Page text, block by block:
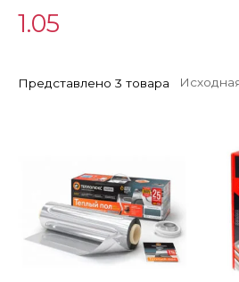
1.05
Представлено 3 товара